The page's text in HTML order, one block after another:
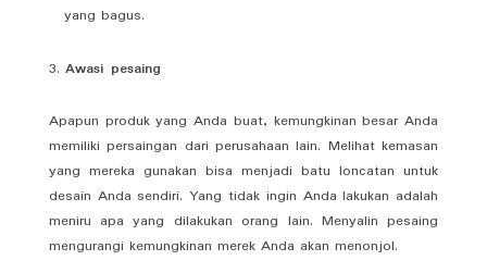
yang bagus.
Awasi pesaing
Apapun produk yang Anda buat, kemungkinan besar Anda
memiliki persaingan dari perusahaan lain. Melihat kemasan
yang mereka gunakan bisa menjadi batu loncatan untuk
desain Anda sendiri. Yang tidak ingin Anda lakukan adalah
meniru apa yang dilakukan orang lain. Menyalin pesaing
mengurangi kemungkinan merek Anda akan menonjol.